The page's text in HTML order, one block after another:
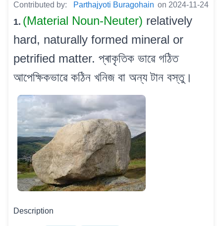
Contributed by: Parthajyoti Buragohain on 2024-11-24
1. (Material Noun-Neuter) relatively
hard, naturally formed mineral or
petrified matter. প্ৰাকৃতিক ভাৱে গঠিত
আপেক্ষিকভাৱে কঠিন খনিজ বা অন্য টান বস্তু।
Description